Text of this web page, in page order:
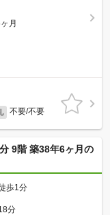
月
不要/不要
9階 築38年6ヶ月の
歩1分
分